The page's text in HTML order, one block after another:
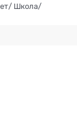
Школа/